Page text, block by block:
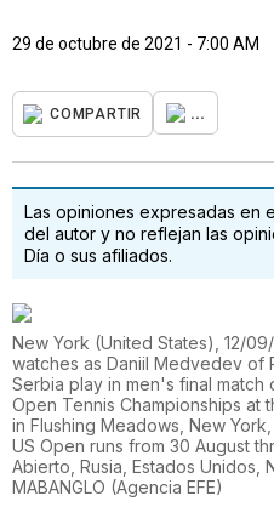
29 de octubre de 2021 - 7:00 AM
COMPARTIR ...
Las opiniones expresadas en
del autor y no reflejan las
Día o sus afiliados.
New York (United States), 12/
watches as Daniil Medvedev of
Serbia play in men's final
Open Tennis Championships at
in Flushing Meadows, New
US Open runs from 30 August
Abierto, Rusia, Estados Unidos,
MABANGLO (Agencia EFE)